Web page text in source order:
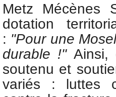
Metz Mécènes
dotation
: "Pour une
durable !"Ainsi,
soutenu et
variés : luttes